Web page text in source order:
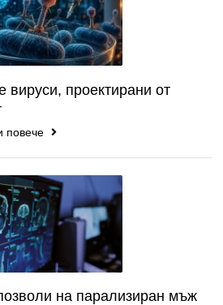
вируси, проектирани от
повече
на парализиран мъж